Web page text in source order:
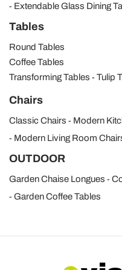
Extendable Glass Dining
Tables
Round Tables
Coffee Tables
Transforming Tables
Tulip
Chairs
Classic Chairs
Modern
Modern Living Room
OUTDOOR
Garden Chaise Longues
Garden Coffee Tables